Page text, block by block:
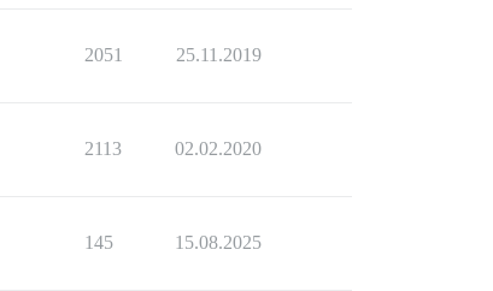
2051 25.11.2019
2113 02.02.2020
145 15.08.2025